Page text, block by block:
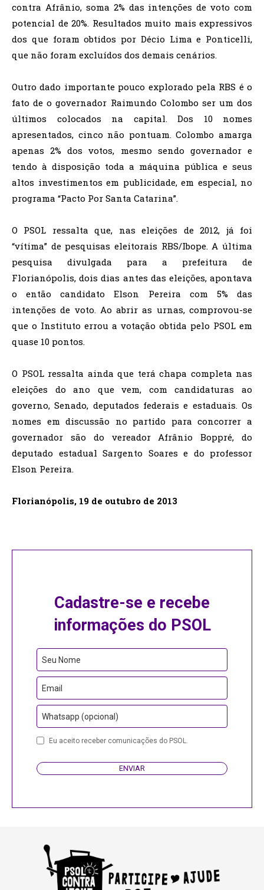
contra Afrânio, soma 2% das intenções de voto com
potencial de 20%. Resultados muito mais expressivos
dos que foram obtidos por Décio Lima e Ponticelli,
que não foram excluídos dos demais cenários.
Outro dado importante pouco explorado pela RBS é o
fato de o governador Raimundo Colombo ser um dos
últimos colocados na capital. Dos 10 nomes
apresentados, cinco não pontuam. Colombo amarga
apenas 2% dos votos, mesmo sendo governador e
tendo à disposição toda a máquina pública e seus
altos investimentos em publicidade, em especial, no
programa “Pacto Por Santa Catarina”.
O PSOL ressalta que, nas eleições de 2012, já foi
“vítima” de pesquisas eleitorais RBS/Ibope. A última
pesquisa divulgada para a prefeitura de
Florianópolis, dois dias antes das eleições, apontava
o então candidato Elson Pereira com 5% das
intenções de voto. Ao abrir as urnas, comprovou-se
que o Instituto errou a votação obtida pelo PSOL em
quase 10 pontos.
O PSOL ressalta ainda que terá chapa completa nas
eleições do ano que vem, com candidaturas ao
governo, Senado, deputados federais e estaduais. Os
nomes em discussão no partido para concorrer a
governador são do vereador Afrânio Boppré, do
deputado estadual Sargento Soares e do professor
Elson Pereira.
Florianópolis, 19 de outubro de 2013
Cadastre-se e recebe
informações do PSOL
Seu Nome
Email
Whatsapp (opcional)
Eu aceito receber comunicações do PSOL.
ENVIAR